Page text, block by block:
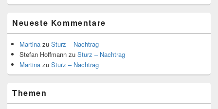
Neueste Kommentare
Martina zu Sturz – Nachtrag
Stefan Hoffmann zu Sturz – Nachtrag
Martina zu Sturz – Nachtrag
Themen